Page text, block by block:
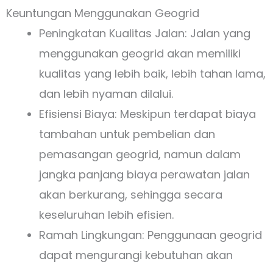
Keuntungan Menggunakan Geogrid
Peningkatan Kualitas Jalan: Jalan yang
menggunakan geogrid akan memiliki
kualitas yang lebih baik, lebih tahan lama,
dan lebih nyaman dilalui.
Efisiensi Biaya: Meskipun terdapat biaya
tambahan untuk pembelian dan
pemasangan geogrid, namun dalam
jangka panjang biaya perawatan jalan
akan berkurang, sehingga secara
keseluruhan lebih efisien.
Ramah Lingkungan: Penggunaan geogrid
dapat mengurangi kebutuhan akan